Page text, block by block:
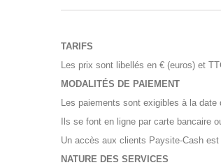
TARIFS
Les prix sont libellés en € (euros) et
MODALITÉS DE PAIEMENT
Les paiements sont exigibles à la date
Ils se font en ligne par carte bancaire
Un accès aux clients Paysite-Cash
NATURE DES SERVICES